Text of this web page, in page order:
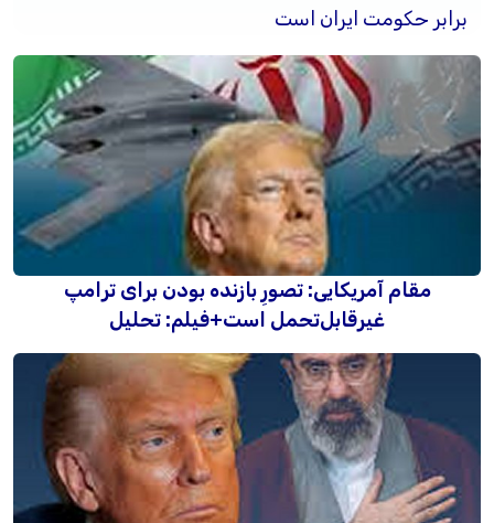
برابر حکومت ایران است
مقام آمریکایی: تصورِ بازنده بودن برای ترامپ
غیرقابل‌تحمل است+فیلم: تحلیل